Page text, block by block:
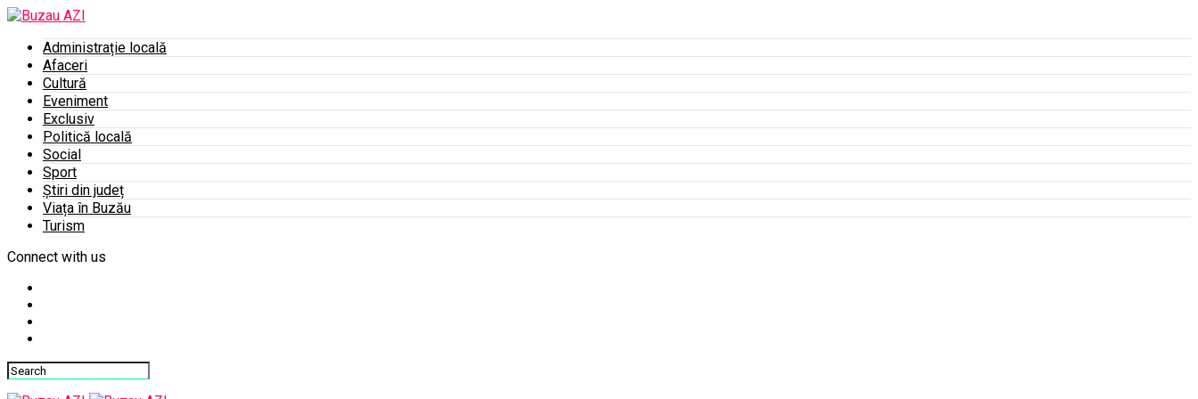
Administrație locală
Afaceri
Cultură
Eveniment
Exclusiv
Politică locală
Social
Sport
Știri din județ
Viața în Buzău
Turism
Connect with us